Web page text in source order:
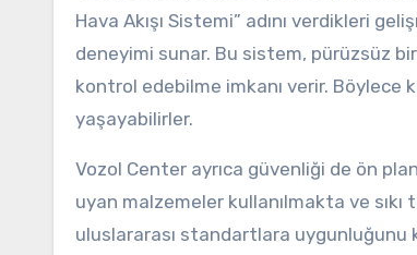
Hava Akışı Sistemi” adını verdikleri
deneyimi sunar. Bu sistem, pürüzsüz bir
kontrol edebilme imkanı verir. Böylece
yaşayabilirler.
Vozol Center ayrıca güvenliği de ön
uyan malzemeler kullanılmakta ve
uluslararası standartlara uygunluğunu